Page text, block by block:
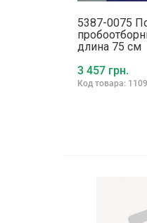
5387-0075
длина 75 см
3 457 грн.
Код товара: